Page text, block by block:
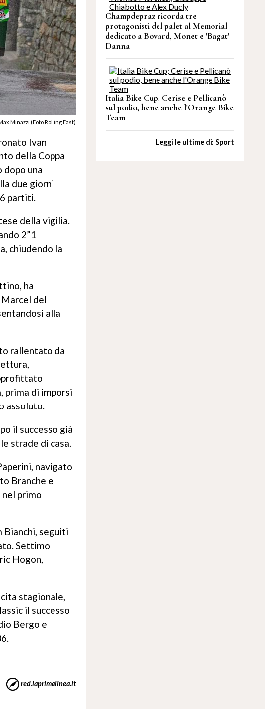
Minazzi (Foto Rolling Fast)
Ivan
della Coppa
dopo una
due giorni
partiti.
della vigilia.
2”1
chiudendo la
ha
del
alla
rallentato da
prima di imporsi
assoluto.
il successo già
strade di casa.
navigato
Branche e
primo
Bianchi, seguiti
Settimo
Hogon,
stagionale,
il successo
Bergo e
red.laprimalinea.it
Champdepraz ricorda tre
protagonisti del palet al Memorial
dedicato a Bovard, Monet e 'Bagat'
Danna
Italia Bike Cup; Cerise e Pellicanò
sul podio, bene anche l'Orange Bike
Team
Leggi le ultime di: Sport